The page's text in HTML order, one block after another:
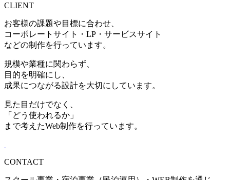
CLIENT
お客様の課題や目標に合わせ、
コーポレートサイト・LP・サービスサイト
などの制作を行っています。
規模や業種に関わらず、
目的を明確にし、
成果につながる設計を大切にしています。
見た目だけでなく、
「どう使われるか」
まで考えたWeb制作を行っています。
CONTACT